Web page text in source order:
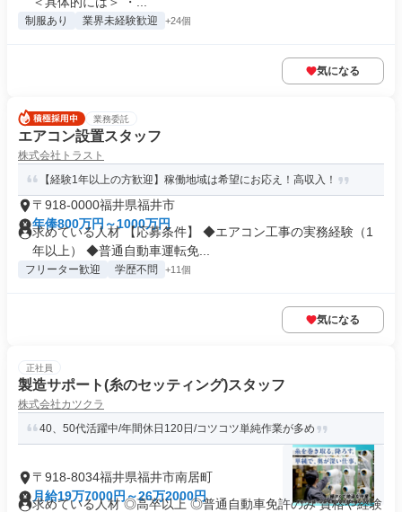
制服あり 業界未経験歓迎 +24個
気になる
業務委託
エアコン設置スタッフ
株式会社トラスト
【経験1年以上の方歓迎】稼働地域は希望にお応え！高収入！
〒918-0000福井県福井市
年俸800万円～1000万円
求めている人材 【応募条件】 ◆エアコン工事の実務経験（1
年以上） ◆普通自動車運転免...
フリーター歓迎 学歴不問 +11個
気になる
正社員
製造サポート(糸のセッティング)スタッフ
株式会社カツクラ
40、50代活躍中/年間休日120日/コツコツ単純作業が多め
〒918-8034福井県福井市南居町
月給19万7000円～26万2000円
求めている人材 ◎高卒以上 ◎普通自動車免許のみ 資格や経験